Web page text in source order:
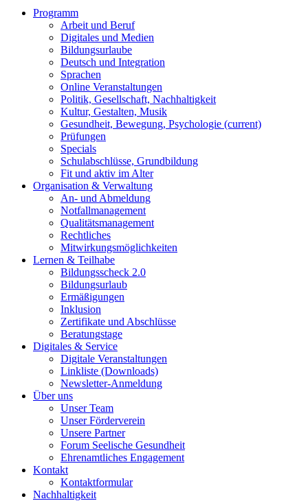
Programm
Arbeit und Beruf
Digitales und Medien
Bildungsurlaube
Deutsch und Integration
Sprachen
Online Veranstaltungen
Politik, Gesellschaft, Nachhaltigkeit
Kultur, Gestalten, Musik
Gesundheit, Bewegung, Psychologie (current)
Prüfungen
Specials
Schulabschlüsse, Grundbildung
Fit und aktiv im Alter
Organisation & Verwaltung
An- und Abmeldung
Notfallmanagement
Qualitätsmanagement
Rechtliches
Mitwirkungsmöglichkeiten
Lernen & Teilhabe
Bildungsscheck 2.0
Bildungsurlaub
Ermäßigungen
Inklusion
Zertifikate und Abschlüsse
Beratungstage
Digitales & Service
Digitale Veranstaltungen
Linkliste (Downloads)
Newsletter-Anmeldung
Über uns
Unser Team
Unser Förderverein
Unsere Partner
Forum Seelische Gesundheit
Ehrenamtliches Engagement
Kontakt
Kontaktformular
Nachhaltigkeit